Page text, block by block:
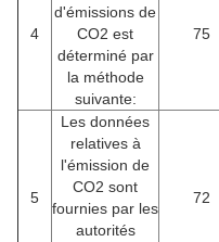
4
d'émissions de
CO2 est
déterminé par
la méthode
suivante:
75
5
Les données
relatives à
l'émission de
CO2 sont
fournies par les
autorités
72